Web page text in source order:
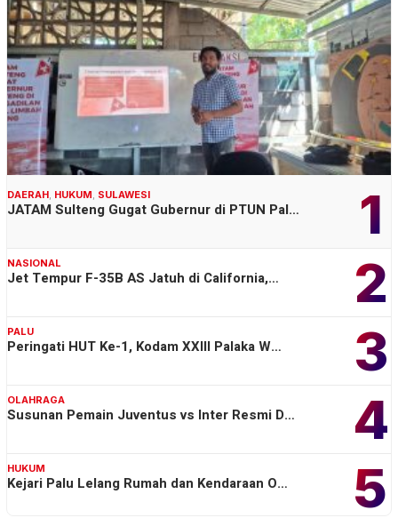
1
DAERAH, HUKUM, SULAWESI
JATAM Sulteng Gugat Gubernur di PTUN Pal…
2
NASIONAL
Jet Tempur F-35B AS Jatuh di California,…
3
PALU
Peringati HUT Ke-1, Kodam XXIII Palaka W…
4
OLAHRAGA
Susunan Pemain Juventus vs Inter Resmi D…
5
HUKUM
Kejari Palu Lelang Rumah dan Kendaraan O…